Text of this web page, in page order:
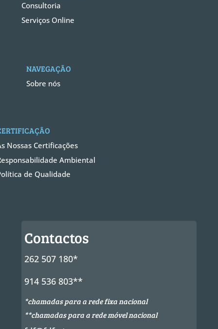
Consultoria
Serviços Online
NAVEGAÇÃO
Sobre nós
Nossas Certificações
Ambiental
de Qualidade
Contactos
262 507 180*
914 536 803**
*chamadas para a rede fixa nacional
**chamadas para a rede móvel nacional